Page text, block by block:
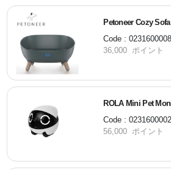
Petoneer Cozy Sofa
Code : 0231600008
36,000 ポイント
ROLA Mini Pet
Code : 0231600002
56,000 ポイント